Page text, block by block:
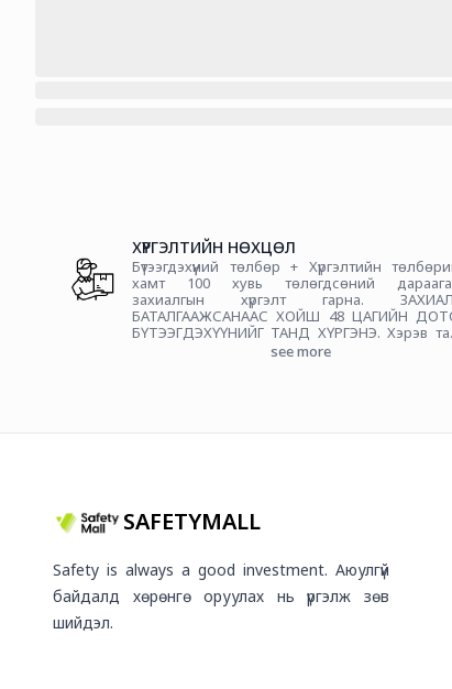
Бүтээгдэхүүний төлбөр + Хүргэлтийн
хамт 100 хувь төлөгдсөний
захиалгын хүргэлт гарна. ЗАХИАЛГА
БАТАЛГААЖСАНААС ХОЙШ 48 ЦАГИЙН
БҮТЭЭГДЭХҮҮНИЙГ ТАНД ХҮРГЭНЭ. Хэрэв таны
захиалга 15:00 цагаас хойш хийгдсэн бол
see more
ХҮРГЭЛТИЙН НӨХЦӨЛ
SAFETYMALL
Safety is always a good investment. Аюулгүй
байдалд хөрөнгө оруулах нь үргэлж зөв
шийдэл.